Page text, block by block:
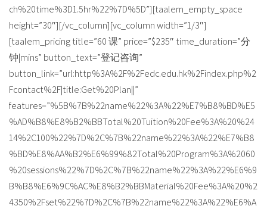
ch%20time%3D1.5hr%22%7D%5D”][taalem_empty_space
height=”30″][/vc_column][vc_column width=”1/3″]
[taalem_pricing title=”60 课” price=”$235″ time_duration=”分
钟|mins” button_text=”登记咨询”
button_link=”url:http%3A%2F%2Fedc.edu.hk%2Findex.php%2
Fcontact%2F|title:Get%20Plan||”
features=”%5B%7B%22name%22%3A%22%E7%B8%BD%E5
%AD%B8%E8%B2%BBTotal%20Tuition%20Fee%3A%20%24
14%2C100%22%7D%2C%7B%22name%22%3A%22%E7%B8
%BD%E8%AA%B2%E6%99%82Total%20Program%3A%2060
%20sessions%22%7D%2C%7B%22name%22%3A%22%E6%9
B%B8%E6%9C%AC%E8%B2%BBMaterial%20Fee%3A%20%2
4350%2Fset%22%7D%2C%7B%22name%22%3A%22%E6%A